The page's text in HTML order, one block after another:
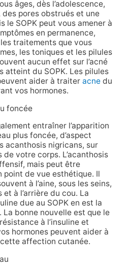
âges, dès l’adolescence,
pores obstrués et une
le SOPK peut vous amener à
en permanence,
traitements que vous
les toniques et les pilules
aucun effet sur l’acné
atteint du SOPK. Les pilules
aider à traiter acnedu
vos hormones.
foncée
entraîner l’apparition
plus foncée, d’aspect
acanthosis nigricans, sur
votre corps. L’acanthosis
mais peut être
point de vue esthétique. Il
à l’aine, sous les seins,
et à l’arrière du cou. La
due au SOPK en est la
bonne nouvelle est que le
à l’insuline et
hormones peuvent aider à
affection cutanée.